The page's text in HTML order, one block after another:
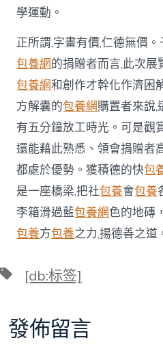
學運動。
正所謂,字畫有價,仁德無價
包養網的捐贈者而言,此次
包養網和創作才幹化作濟困
方解囊的包養網購置者來說,
有五分鐘放工時光。可是觀
還能藉此熟悉、領會捐贈者
都處於優勢。獲積德的快包
是一座橋梁,把社包養會包養
李箱滑過藍包養網色的地磚
包養方包養之力,揚德善之道
標 [db:标签]
發佈留言